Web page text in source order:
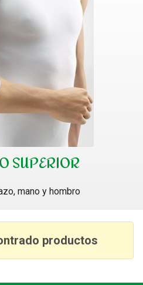
SUPERIOR
mano y hombro
productos